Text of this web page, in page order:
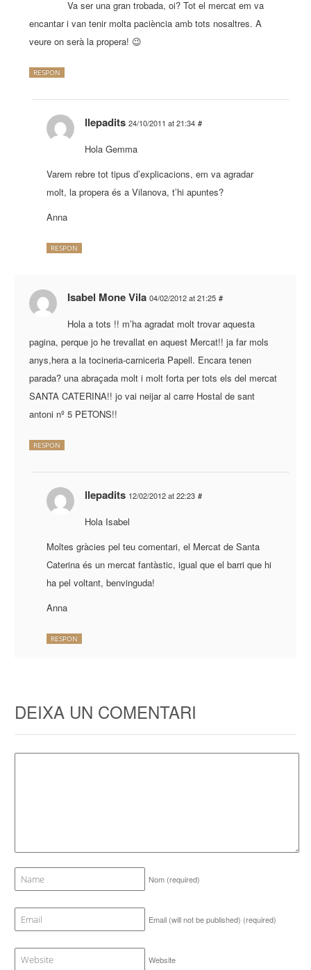
Va ser una gran trobada, oi? Tot el mercat em va
encantar i van tenir molta paciència amb tots nosaltres. A
veure on serà la propera! 😉
RESPON
llepadits 24/10/2011 at 21:34 #
Hola Gemma
Varem rebre tot tipus d’explicacions, em va agradar
molt, la propera és a Vilanova, t’hi apuntes?
Anna
RESPON
Isabel Mone Vila 04/02/2012 at 21:25 #
Hola a tots !! m’ha agradat molt trovar aquesta
pagina, perque jo he trevallat en aquest Mercat!! ja far mols
anys,hera a la tocineria-carniceria Papell. Encara tenen
parada? una abraçada molt i molt forta per tots els del mercat
SANTA CATERINA!! jo vai neijar al carre Hostal de sant
antoni nº 5 PETONS!!
RESPON
llepadits 12/02/2012 at 22:23 #
Hola Isabel
Moltes gràcies pel teu comentari, el Mercat de Santa
Caterina és un mercat fantàstic, igual que el barri que hi
ha pel voltant, benvinguda!
Anna
RESPON
DEIXA UN COMENTARI
Nom (required)
Email (will not be published) (required)
Website